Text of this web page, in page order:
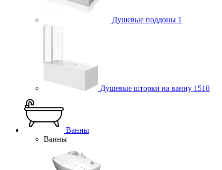
Душевые поддоны 1
Душевые шторки на ванну 1510
Ванны
Ванны